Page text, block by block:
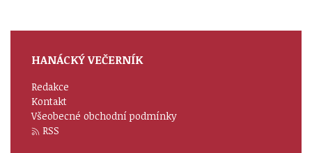
HANÁCKÝ VEČERNÍK
Redakce
Kontakt
Všeobecné obchodní podmínky
RSS